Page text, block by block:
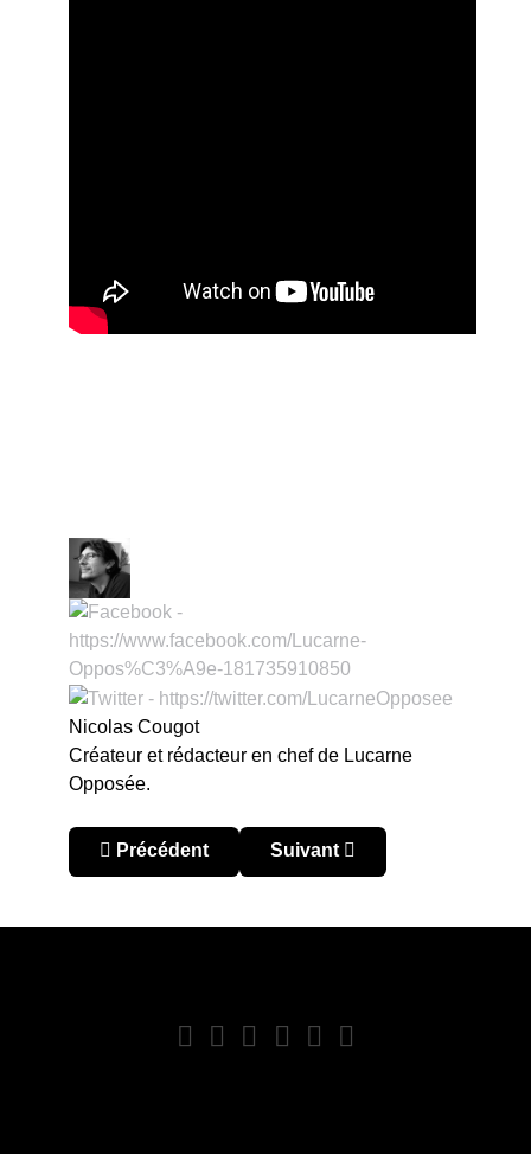
Nicolas Cougot
Créateur et rédacteur en chef de Lucarne
Opposée.
Article précédent : Sudamericano u20 2017 : le
Précédent Article suivant :
Suivant